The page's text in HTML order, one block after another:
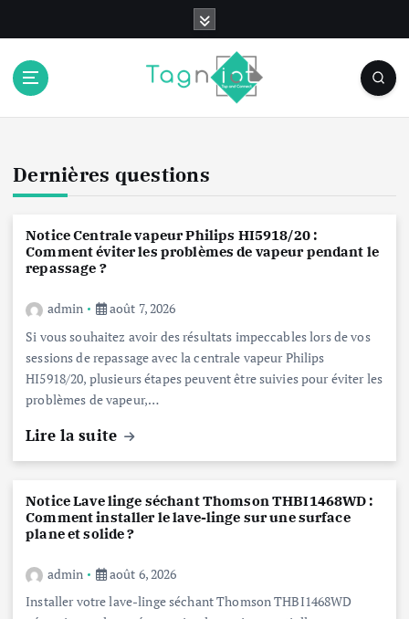
o
Dernières questions
Notice Centrale vapeur Philips HI5918/20 :
Comment éviter les problèmes de vapeur pendant le
repassage ?
admin
août 7, 2026
Si vous souhaitez avoir des résultats impeccables lors de vos
sessions de repassage avec la centrale vapeur Philips
HI5918/20, plusieurs étapes peuvent être suivies pour éviter les
problèmes de vapeur,…
Lire la suite
Notice Lave linge séchant Thomson THBI1468WD :
Comment installer le lave-linge sur une surface
plane et solide ?
admin
août 6, 2026
Installer votre lave-linge séchant Thomson THBI1468WD